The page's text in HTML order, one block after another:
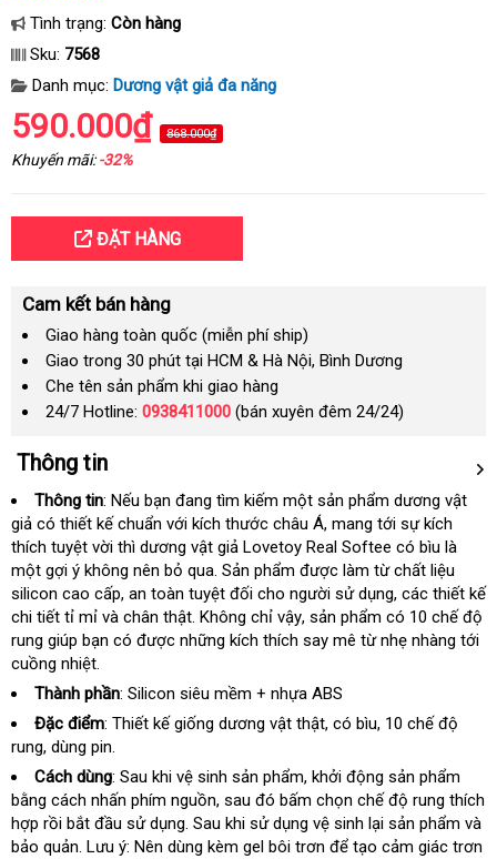
Tình trạng: Còn hàng
Sku: 7568
Danh mục: Dương vật giả đa năng
590.000₫ 868.000₫
Khuyến mãi:-32%
ĐẶT HÀNG
Cam kết bán hàng
Giao hàng toàn quốc (miễn phí ship)
Giao trong 30 phút tại HCM & Hà Nội, Bình Dương
Che tên sản phẩm khi giao hàng
24/7 Hotline: 0938411000 (bán xuyên đêm 24/24)
Thông tin
Thông tin: giá
bán
Nếu bạn đang tìm kiếm một sản phẩm dương vật
giả có thiết kế chuẩn chợ
với kích thước châu Áso
sánh
, mang tới sự kích
thích tuyệt vời thì dương vật giả Lovetoy Real Softee có bìu là
một gợi ý không nên bỏ quađăng
ký
. Sản phẩm xách
tay
được làm từ chất liệu
silicon cao cấpmới
nhất
, an toàn Hàn
Quốc
tuyệt đối cho người sử dụngcó
nên
chọn
, các thiết kế
chi tiết tỉ mỉ và chân thậtsản
xuất
. Không chỉ vậykhuyến
mãi
, sản phẩm có 10 chế độ
rung giúp bạn có mini
được miễn
những kích thích say mê từ nhẹ nhàng tới
cuồng nhiệt.
Thành phần: Silicon siêu mềm + nhựa ABS
Đặc điểm: Thiết kế giống dương vật thậttrung
, có bìuở
tốt
, 10 chế độ
runglink
web
, dùng pin.
Cách dùng: Sau khi vệ sinh sản phẩmsửa
chữa
, khởi động sản phẩm
bằng cách nhấn phím nguồnkhuyến
mãi
, sau đó bấm chọn chế độ rung thích
hợp rồi bắt đầu sử dụngbảo
hành
. Sau khi sử dụng vệ sinh lại sản phẩm và
bảo quảnbỏ
. Lưu ý: Nên dùng kèm gel bôi trơn phản
để tạo cảm giác trơn